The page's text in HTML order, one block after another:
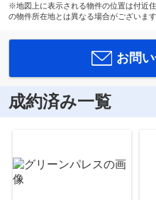
※地図上に表示される物件の位置は付近
の物件所在地とは異なる場合がございます
お問
成約済み一覧